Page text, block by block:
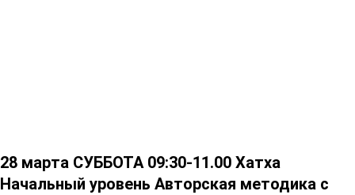
28 марта СУББОТА 09:30-11.00 Хатха
Начальный уровень Авторская методика с